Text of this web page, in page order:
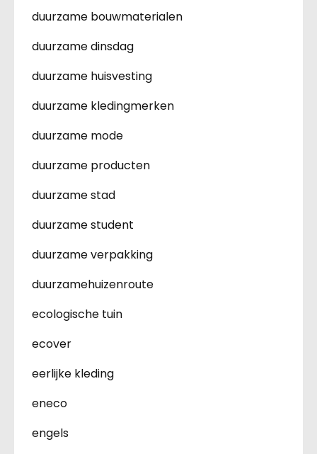
duurzame bouwmaterialen
duurzame dinsdag
duurzame huisvesting
duurzame kledingmerken
duurzame mode
duurzame producten
duurzame stad
duurzame student
duurzame verpakking
duurzamehuizenroute
ecologische tuin
ecover
eerlijke kleding
eneco
engels